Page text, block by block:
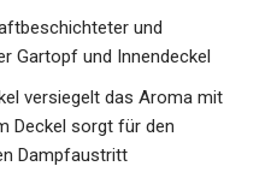
und
Gartopf und Innendeckel
versiegelt das Aroma mit
Deckel sorgt für den
Dampfaustritt